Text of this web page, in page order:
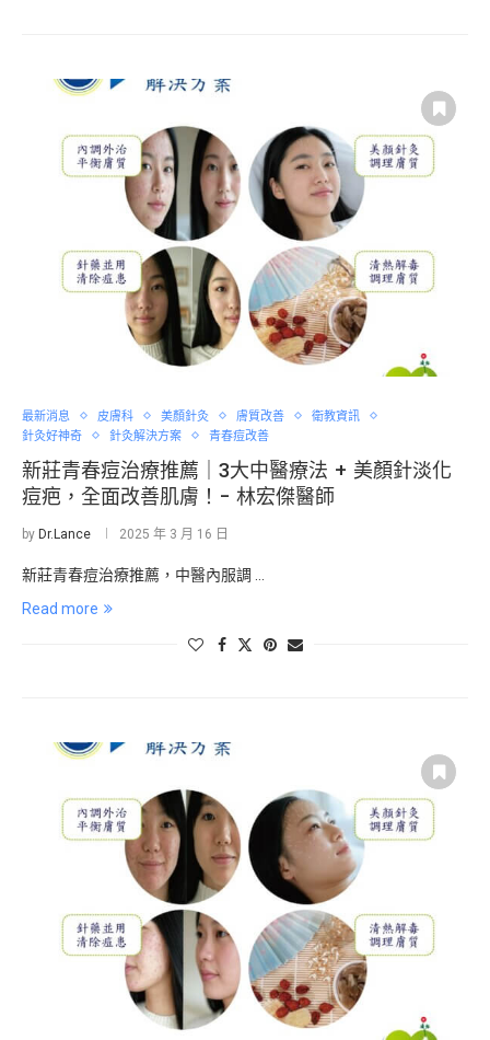
最新消息 皮膚科 美顏針灸 膚質改善
衛教資訊
針灸好神奇
針灸解決方案 青春痘改善
新莊青春痘治療推薦｜3大中醫療法 + 美顏針淡化
痘疤，全面改善肌膚！- 林宏傑醫師
by Dr.Lance 2025 年 3 月 16 日
新莊青春痘治療推薦，中醫內服調 …
Read more